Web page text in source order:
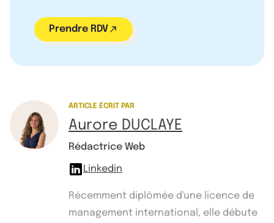
Prendre RDV
ARTICLE ÉCRIT PAR
Aurore DUCLAYE
Rédactrice Web
Linkedin
Récemment diplômée d'une licence de
management international, elle débute